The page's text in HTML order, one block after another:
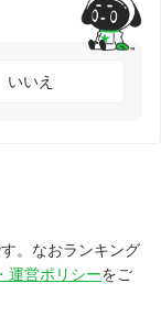
いいえ
。なおランキング
運営ポリシーをご